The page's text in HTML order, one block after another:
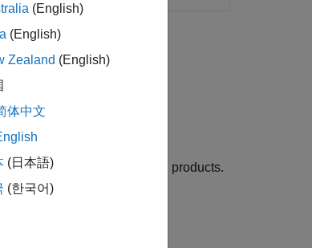
C/C++ code with Polyspace products.
(English)
(English)
Zealand (English)
体中文
(日本語)
(한국어)